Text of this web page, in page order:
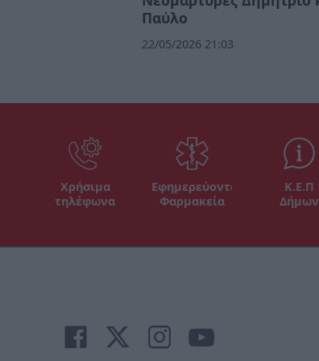
Παύλο
22/05/2026 21:03
Χρήσιμα
τηλέφωνα
Εφημερεύοντα
Φαρμακεία
Κ.Ε.Π
Δήμων